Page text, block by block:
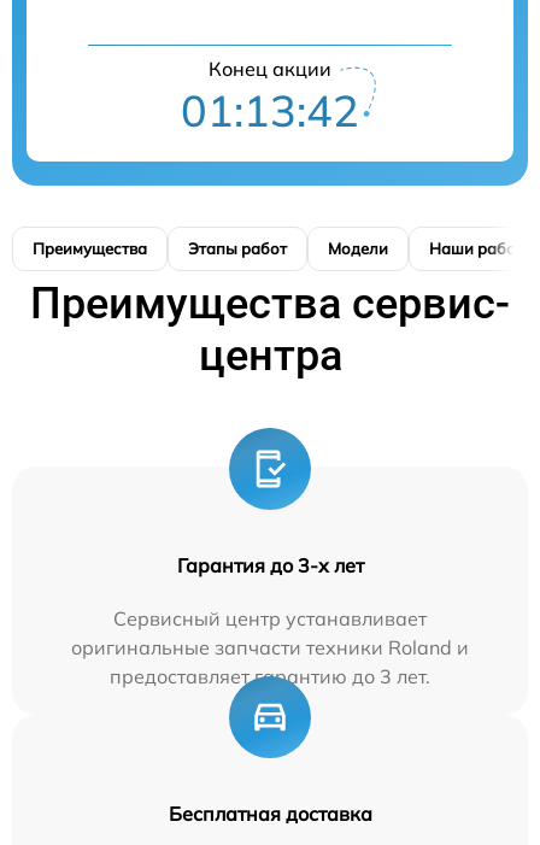
Конец акции
01:13:42
Преимущества Этапы работ Модели Наши работы
Преимущества сервис-
центра
Гарантия до 3-х лет
Сервисный центр устанавливает
оригинальные запчасти техники Roland и
предоставляет гарантию до 3 лет.
Бесплатная доставка